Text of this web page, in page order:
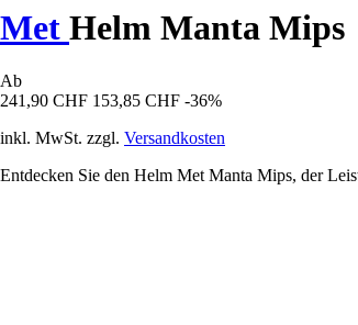
Met Helm Manta Mips
Ab
241,90 CHF 153,85 CHF -36%
inkl. MwSt. zzgl. Versandkosten
Entdecken Sie den Helm Met Manta Mips, der